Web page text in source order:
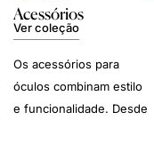
Acessórios
Ver coleção
Os acessórios para
óculos combinam estilo
e funcionalidade. Desde